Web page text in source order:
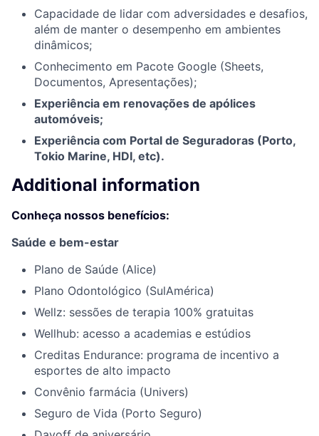
Capacidade de lidar com adversidades e desafios,
além de manter o desempenho em ambientes
dinâmicos;
Conhecimento em Pacote Google (Sheets,
Documentos, Apresentações);
Experiência em renovações de apólices
automóveis;
Experiência com Portal de Seguradoras (Porto,
Tokio Marine, HDI, etc).
Additional information
Conheça nossos benefícios:
Saúde e bem-estar
Plano de Saúde (Alice)
Plano Odontológico (SulAmérica)
Wellz: sessões de terapia 100% gratuitas
Wellhub: acesso a academias e estúdios
Creditas Endurance: programa de incentivo a
esportes de alto impacto
Convênio farmácia (Univers)
Seguro de Vida (Porto Seguro)